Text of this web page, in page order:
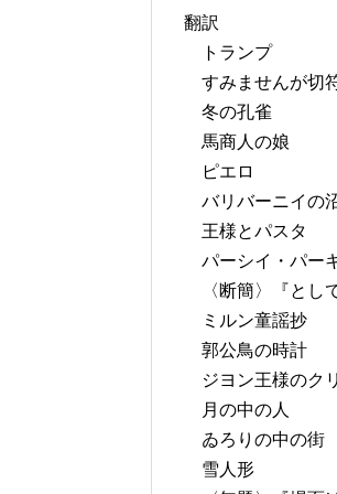
翻訳
トランプ
すみませんが切
冬の孔雀
馬商人の娘
ピエロ
バリバーニイの
王様とパスタ
パーシイ・パー
〈断簡〉『とし
ミルン童謡抄
郭公鳥の時計
ジヨン王様のク
月の中の人
ゐろりの中の街
雪人形